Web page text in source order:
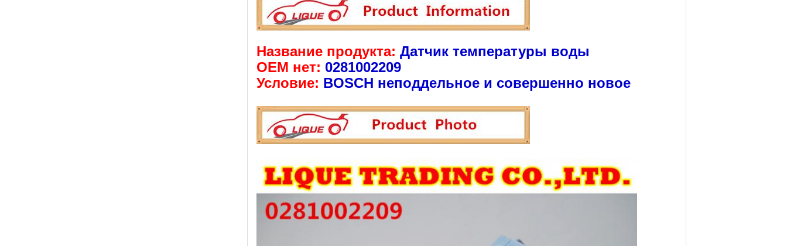
Название продукта: Датчик температуры воды
OEM нет: 0281002209
Условие: BOSCH неподдельное и совершенно новое